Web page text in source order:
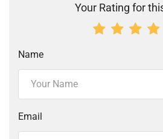
Your Rating for
Name
Email